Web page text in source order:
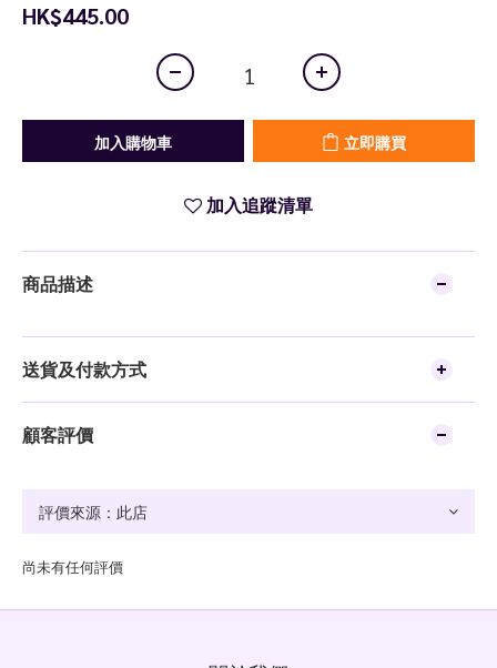
HK$445.00
加入購物車 立即購買
加入追蹤清單
商品描述
送貨及付款方式
顧客評價
尚未有任何評價